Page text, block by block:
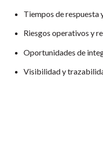
Tiempos de respuesta
Riesgos operativos y
Oportunidades de
Visibilidad y